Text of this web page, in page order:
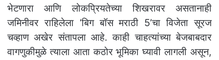
भेटणारा आणि लोकप्रियतेच्या शिखरावर असतानाही
जमिनीवर राहिलेला ‘बिग बॉस मराठी 5’चा विजेता सूरज
चव्हाण अखेर संतापला आहे. काही चाहत्यांच्या बेजबाबदार
वागणुकीमुळे त्याला आता कठोर भूमिका घ्यावी लागली असून,